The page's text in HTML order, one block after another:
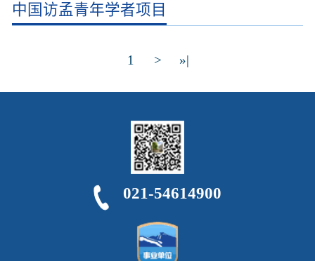
中国访孟青年学者项目
1 > »|
021-54614900